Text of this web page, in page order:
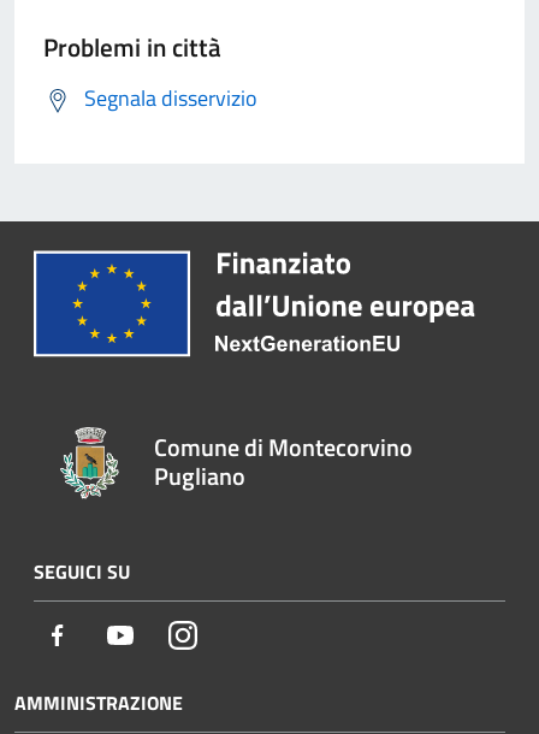
Problemi in città
Segnala disservizio
Comune di Montecorvino
Pugliano
SEGUICI SU
Facebook YoutubeInstagram
AMMINISTRAZIONE